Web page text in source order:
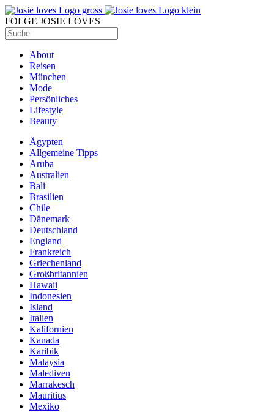
FOLGE JOSIE LOVES
About
Reisen
München
Mode
Persönliches
Lifestyle
Beauty
Ägypten
Allgemeine Tipps
Aruba
Australien
Bali
Brasilien
Chile
Dänemark
Deutschland
England
Frankreich
Griechenland
Großbritannien
Hawaii
Indonesien
Island
Italien
Kalifornien
Kanada
Karibik
Malaysia
Malediven
Marrakesch
Mauritius
Mexiko